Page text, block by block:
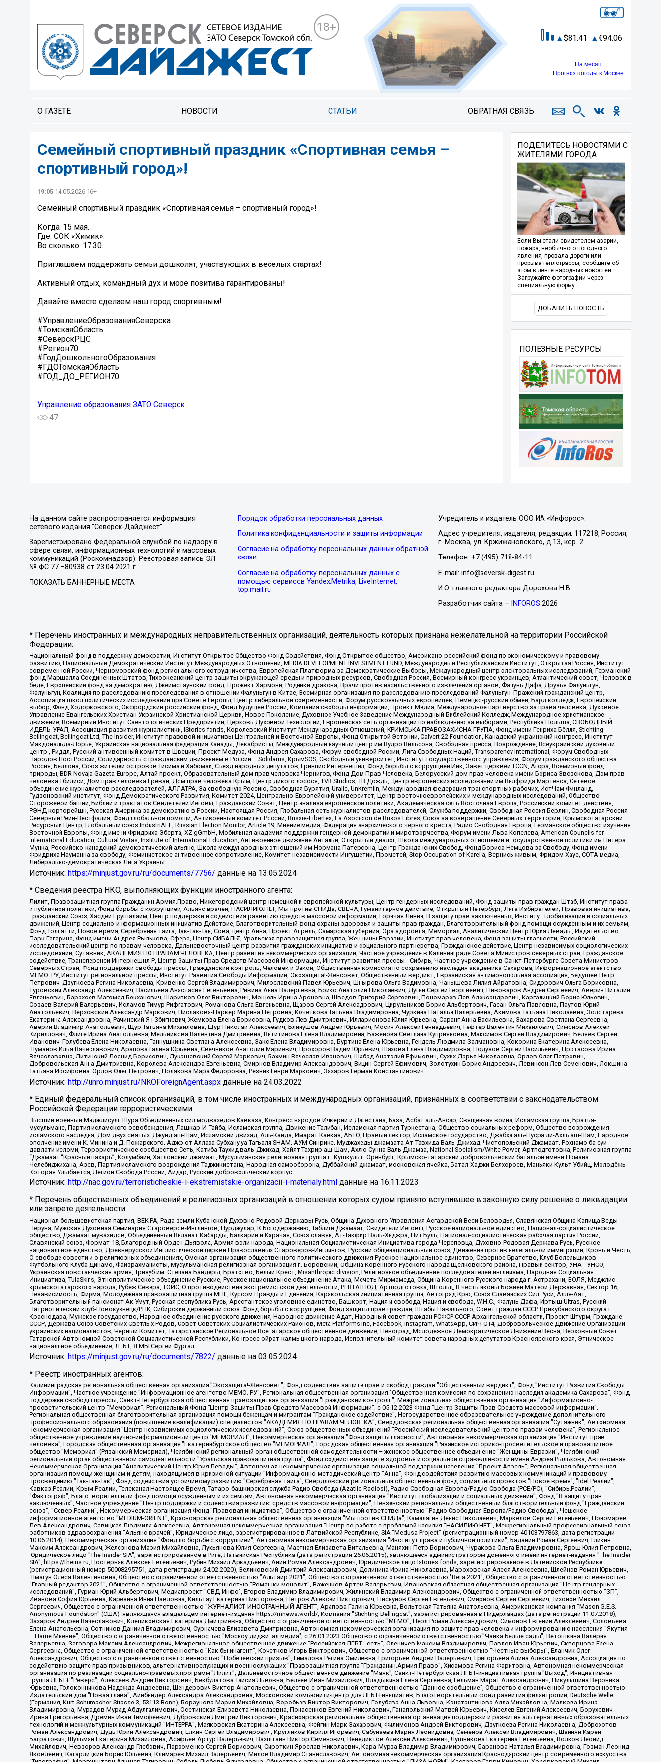
18+
81.41 94.06
На месяц
Прогноз погоды в Москве
О ГАЗЕТЕ НОВОСТИ СТАТЬИ ОБРАТНАЯ СВЯЗЬ
Семейный спортивный праздник «Спортивная семья –
спортивный город»!
19:05 14.05.2026 16+
Семейный спортивный праздник «Спортивная семья – спортивный город»!
Когда: 15 мая.
Где: СОК «Химик».
Во сколько: 17.30.
Приглашаем поддержать семьи дошколят, участвующих в веселых стартах!
Активный отдых, командный дух и море позитива гарантированы!
Давайте вместе сделаем наш город спортивным!
#УправлениеОбразованияСеверска
#ТомскаяОбласть
#СеверскРЦО
#Регион70
#ГодДошкольногоОбразования
#ГДОТомскаяОбласть
#ГОД_ДО_РЕГИОН70
Управление образования ЗАТО Северск
47
ПОДЕЛИТЕСЬ НОВОСТЯМИ С
ЖИТЕЛЯМИ ГОРОДА
Если Вы стали свидетелем аварии,
пожара, необычного погодного
явления, провала дороги или
прорыва теплотрассы, сообщите об
этом в ленте народных новостей.
Загружайте фотографии через
специальную форму.
ДОБАВИТЬ НОВОСТЬ
ПОЛЕЗНЫЕ РЕСУРСЫ
На данном сайте распространяется информация
сетевого издания "Северск-Дайджест".
Зарегистрировано Федеральной службой по надзору в
сфере связи, информационных технологий и массовых
коммуникаций (Роскомнадзор). Реестровая запись ЭЛ
№ ФС 77 –80938 от 23.04.2021 г.
ПОКАЗАТЬ БАННЕРНЫЕ МЕСТА
Порядок обработки персональных данных
Политика конфиденциальности и защиты информации
Согласие на обработку персональных данных обратной
связи
Согласие на обработку персональных данных с
помощью сервисов Yandex.Metrika, LiveInternet,
top.mail.ru
Учредитель и издатель ООО ИА «Инфорос».
Адрес учредителя, издателя, редакции: 117218, Россия,
г. Москва, ул. Кржижановского, д.13, кор. 2
Телефон: +7 (495) 718-84-11
E-mail: info@seversk-digest.ru
И.О. главного редактора Дорохова Н.В.
Разработчик сайта – INFOROS 2026
* Перечень иностранных и международных неправительственных организаций, деятельность которых признана нежелательной на территории Российской
Федерации:
Национальный фонд в поддержку демократии, Институт Открытое Общество Фонд Содействия, Фонд Открытое общество, Американо-российский фонд по экономическому и правовому
развитию, Национальный Демократический Институт Международных Отношений, MEDIA DEVELOPMENT INVESTMENT FUND, Международный Республиканский Институт, Открытая Россия, Институт
современной России, Черноморский фонд регионального сотрудничества, Европейская Платформа за Демократические Выборы, Международный центр электоральных исследований, Германский
фонд Маршалла Соединенных Штатов, Тихоокеанский центр защиты окружающей среды и природных ресурсов, Свободная Россия, Всемирный конгресс украинцев, Атлантический совет, Человек в
беде, Европейский фонд за демократию, Джеймстаунский фонд, Прожект Хармони, Родники дракона, Врачи против насильственного извлечения органов, Фалунь Дафа, Друзья Фалуньгун,
Фалуньгун, Коалиция по расследованию преследования в отношении Фалуньгун в Китае, Всемирная организация по расследованию преследований Фалуньгун, Пражский гражданский центр,
Ассоциация школ политических исследований при Совете Европы, Центр либеральной современности, Форум русскоязычных европейцев, Немецко-русский обмен, Бард колледж, Европейский
выбор, Фонд Ходорковского, Оксфордский российский фонд, Фонд Будущее России, Компания свободы информации, Проект Медиа, Международное партнерство за права человека, Духовное
Управление Евангельских Христиан Украинской Христианской Церкви, Новое Поколение, Духовное Учебное Заведение Международный Библейский Колледж, Международное христианское
движение, Всемирный Институт Саентологических Предприятий, Церковь Духовной Технологии, Европейская сеть организаций по наблюдению за выборами, Республика Польша, СВОБОДНЫЙ
ИДЕЛЬ-УРАЛ, Ассоциация развития журналистики, IStories fonds, Королевский Институт Международных Отношений, КРИМСЬКА ПРАВОЗАХИСНА ГРУПА, Фонд имени Генриха Бёлля, Stichting
Bellingcat, Bellingcat Ltd, The Insider, Институт правовой инициативы Центральной и Восточной Европы, Фонд Открытой Эстонии, Calvert 22 Foundation, Канадский украинский конгресс, Институт
Макдональда-Лорье, Украинская национальная федерация Канады, Декабристы, Международный научный центр им Вудро Вильсона, Свободная пресса, Возрождение, Всеукраинский духовный
центр , Риддл, Русский антивоенный комитет в Швеции, Проект Медуза, Фонд Андрея Сахарова, Форум свободной России, Лига Свободных Наций, Transparеncy International, Форум Свободных
Народов ПостРоссии, Солидарность с гражданским движением в России – Solidarus, КрымSOS, Свободный университет, Институт государственного управления, Форум гражданского общества
Россия, Беллона, Союз жителей островов Тисима и Хабомаи, Съезд народных депутатов, Гринпис Интернешнл, Фонд борьбы с коррупцией Инк, Завет церквей TCCN, Агора, Всемирный фонд
природы, BDR Novaja Gazeta-Europe, Алтай проект, Образовательный дом прав человека Чернигов, Фонд Дом Прав Человека, Белорусский дом прав человека имени Бориса Звозскова, Дом прав
человека Тбилиси, Дом прав человека Ереван, Дом прав человека Крым, Центр дикого лосося, TVR Studios, ТВ Дождь, Центр европейских исследований им Вилфрида Мартенса, Сетевое
объединение журналистов расследователей, АЛЛАТРА, За свободную Россию, Свободная Бурятия, Uralic, UnKremlin, Международная федерация транспортных рабочих, ИстЧам Финланд,
Гудзоновский институт, Фонд Демократического Развития, Комитет-2024, Центрально-Европейский университет, Центр восточноевропейских и международных исследований, Общество
Сторожевой башни, Библии и трактатов Свидетелей Иеговы, Гражданский Совет, Центр анализа европейской политики, Академическая сеть Восточная Европа, Российский комитет действия,
РЭНД корпорейшн, Русская Америка за демократию в России, Настоящая Россия, Глобальная сеть журналистов-расследователей, Служба поддержки, Свободная Россия Берлин, Свободная Россия
Северный Рейн-Вестфалия, Фонд глобальной помощи, Антивоенный комитет России, Russie-Libertes, La Asocicion de Rusos Libres, Союз за возвращение Северных территорий, Крымскотатарский
Ресурсный Центр, Глобальный союз IndustriALL, Russian Election Monitor, Article 19, Мнение медиа, Федерация анархического черного креста, Радио Свободная Европа, Германское общество изучения
Восточной Европы, Фонд имени Фридриха Эберта, XZ gGmbH, Мобильная академия поддержки гендерной демократии и миротворчества, Форум имени Льва Копелева, American Councils for
International Education, Cultural Vistas, Institute of International Education, Антивоенное движение Антальи, Открытый диалог, Школа международных отношений и государственной политики им Питера
Мунка, Российско-канадский демократический альянс, Школа международных отношений им Нормана Патерсона, Центр Гражданских Свобод, Фонд Бориса Немцова за Свободу, Фонд имени
Фридриха Науманна за свободу, Феминистское антивоенное сопротивление, Комитет независимости Ингушетии, Прометей, Stop Occupation of Karelia, Вернись живым, Фридом Хаус, СОТА медиа,
Либерально-демократическая Лига Украины
Источник: https://minjust.gov.ru/ru/documents/7756/ данные на 13.05.2024
* Сведения реестра НКО, выполняющих функции иностранного агента:
Лилит, Правозащитная группа Гражданин.Армия.Право, Нижегородский центр немецкой и европейской культуры, Центр гендерных исследований, Фонд защиты прав граждан Штаб, Институт права
и публичной политики, Фонд борьбы с коррупцией, Альянс врачей, НАСИЛИЮ.НЕТ, Мы против СПИДа, СВЕЧА, Гуманитарное действие, Открытый Петербург, Лига Избирателей, Правовая инициатива,
Гражданский Союз, Хасдей Ерушалаим, Центр поддержки и содействия развитию средств массовой информации, Горячая Линия, В защиту прав заключенных, Институт глобализации и социальных
движений, Центр социально-информационных инициатив Действие, Благотворительный фонд охраны здоровья и защиты прав граждан, Благотворительный фонд помощи осужденным и их семьям,
Фонд Тольятти, Новое время, Серебряная тайга, Так-Так-Так, Сова, центр Анна, Проект Апрель, Самарская губерния, Эра здоровья, Мемориал, Аналитический Центр Юрия Левады, Издательство
Парк Гагарина, Фонд имени Андрея Рылькова, Сфера, Центр СИБАЛЬТ, Уральская правозащитная группа, Женщины Евразии, Институт прав человека, Фонд защиты гласности, Российский
исследовательский центр по правам человека, Дальневосточный центр развития гражданских инициатив и социального партнерства, Гражданское действие, Центр независимых социологических
исследований, Сутяжник, АКАДЕМИЯ ПО ПРАВАМ ЧЕЛОВЕКА, Центр развития некоммерческих организаций, Частное учреждение в Калининграде Совета Министров северных стран, Гражданское
содействие, Трансперенси Интернешнл-Р, Центр Защиты Прав Средств Массовой Информации, Институт развития прессы - Сибирь, Частное учреждение в Санкт-Петербурге Совета Министров
Северных Стран, Фонд поддержки свободы прессы, Гражданский контроль, Человек и Закон, Общественная комиссия по сохранению наследия академика Сахарова, Информационное агентство
МЕМО. РУ, Институт региональной прессы, Институт Развития Свободы Информации, Экозащита!-Женсовет, Общественный вердикт, Евразийская антимонопольная ассоциация, Бедушев Петр
Петрович, Дзугкоева Регина Николаевна, Кривенко Сергей Владимирович, Милославский Павел Юрьевич, Шнырова Ольга Вадимовна, Чанышева Лилия Айратовна, Сидорович Ольга Борисовна,
Туровский Александр Алексеевич, Васильева Анастасия Евгеньевна, Ривина Анна Валерьевна, Бойко Анатолий Николаевич, Дугин Сергей Георгиевич, Пивоваров Андрей Сергеевич, Аверин Виталий
Евгеньевич, Барахоев Магомед Бекханович, Шарипков Олег Викторович, Мошель Ирина Ароновна, Шведов Григорий Сергеевич, Пономарев Лев Александрович, Каргалицкий Борис Юльевич,
Созаев Валерий Валерьевич, Исламов Тимур Рифгатович, Романова Ольга Евгеньевна, Щаров Сергей Алексадрович, Цирульников Борис Альбертович, Гасан Ольга Павловна, Паутов Юрий
Анатольевич, Верховский Александр Маркович, Пислакова-Паркер Марина Петровна, Кочеткова Татьяна Владимировна, Чуркина Наталья Валерьевна, Акимова Татьяна Николаевна, Золотарева
Екатерина Александровна, Рачинский Ян Збигневич, Жемкова Елена Борисовна, Гудков Лев Дмитриевич, Илларионова Юлия Юрьевна, Саранг Анна Васильевна, Захарова Светлана Сергеевна,
Аверин Владимир Анатольевич, Щур Татьяна Михайловна, Щур Николай Алексеевич, Блинушов Андрей Юрьевич, Мосин Алексей Геннадьевич, Гефтер Валентин Михайлович, Симонов Алексей
Кириллович, Флиге Ирина Анатольевна, Мельникова Валентина Дмитриевна, Вититинова Елена Владимировна, Баженова Светлана Куприяновна, Максимов Сергей Владимирович, Беляев Сергей
Иванович, Голубева Елена Николаевна, Ганнушкина Светлана Алексеевна, Закс Елена Владимировна, Буртина Елена Юрьевна, Гендель Людмила Залмановна, Кокорина Екатерина Алексеевна,
Шуманов Илья Вячеславович, Арапова Галина Юрьевна, Свечников Анатолий Мариевич, Прохоров Вадим Юрьевич, Шахова Елена Владимировна, Подузов Сергей Васильевич, Протасова Ирина
Вячеславовна, Литинский Леонид Борисович, Лукашевский Сергей Маркович, Бахмин Вячеслав Иванович, Шабад Анатолий Ефимович, Сухих Дарья Николаевна, Орлов Олег Петрович,
Добровольская Анна Дмитриевна, Королева Александра Евгеньевна, Смирнов Владимир Александрович, Вицин Сергей Ефимович, Золотухин Борис Андреевич, Левинсон Лев Семенович, Локшина
Татьяна Иосифовна, Орлов Олег Петрович, Полякова Мара Федоровна, Резник Генри Маркович, Захаров Герман Константинович
Источник: http://unro.minjust.ru/NKOForeignAgent.aspx данные на 24.03.2022
* Единый федеральный список организаций, в том числе иностранных и международных организаций, признанных в соответствии с законодательством
Российской Федерации террористическими:
Высший военный Маджлисуль Шура Объединенных сил моджахедов Кавказа, Конгресс народов Ичкерии и Дагестана, База, Асбат аль-Ансар, Священная война, Исламская группа, Братья-
мусульмане, Партия исламского освобождения, Лашкар-И-Тайба, Исламская группа, Движение Талибан, Исламская партия Туркестана, Общество социальных реформ, Общество возрождения
исламского наследия, Дом двух святых, Джунд аш-Шам, Исламский джихад, Аль-Каида, Имарат Кавказ, АБТО, Правый сектор, Исламское государство, Джабха аль-Нусра ли-Ахль аш-Шам, Народное
ополчение имени К. Минина и Д. Пожарского, Аджр от Аллаха Субхану уа Тагьаля SHAM, АУМ Синрике, Муджахеды джамаата Ат-Тавхида Валь-Джихад, Чистопольский Джамаат, Рохнамо ба суи
давлати исломи, Террористическое сообщество Сеть, Катиба Таухид валь-Джихад, Хайят Тахрир аш-Шам, Ахлю Сунна Валь Джамаа, National Socialism/White Power, Артподготовка, Религиозная группа
“Джамаат “Красный пахарь”, Колумбайн, Хатлонский джамаат, Мусульманская религиозная группа п. Кушкуль г. Оренбург, Крымско-татарский добровольческий батальон имени Номана
Челебиджихана, Азов, Партия исламского возрождения Таджикистана, Народная самооборона, Дуббайский джамаат, московская ячейка, Батал-Хаджи Белхороев, Маньяки Культ Убийц, Молодёжь
Которая Улыбается, Легион Свобода России, Айдар, Русский добровольческий корпус
Источник: http://nac.gov.ru/terroristicheskie-i-ekstremistskie-organizacii-i-materialy.html данные на 16.11.2023
* Перечень общественных объединений и религиозных организаций в отношении которых судом принято вступившее в законную силу решение о ликвидации
или запрете деятельности:
Национал-большевистская партия, ВЕК РА, Рада земли Кубанской Духовно Родовой Державы Русь, Община Духовного Управления Асгардской Веси Беловодья, Славянская Община Капища Веды
Перуна, Мужская Духовная Семинария Староверов-Инглингов, Нурджулар, К Богодержавию, Таблиги Джамаат, Свидетели Иеговы, Русское национальное единство, Национал-социалистическое
общество, Джамаат мувахидов, Объединенный Вилайат Кабарды, Балкарии и Карачая, Союз славян, Ат-Такфир Валь-Хиджра, Пит Буль, Национал-социалистическая рабочая партия России,
Славянский союз, Формат-18, Благородный Орден Дьявола, Армия воли народа, Национальная Социалистическая Инициатива города Череповца, Духовно-Родовая Держава Русь, Русское
национальное единство, Древнерусской Инглистической церкви Православных Староверов-Инглингов, Русский общенациональный союз, Движение против нелегальной иммиграции, Кровь и Честь,
О свободе совести и о религиозных объединениях, Омская организация общественного политического движения Русское национальное единство, Северное Братство, Клуб Болельщиков
Футбольного Клуба Динамо, Файзрахманисты, Мусульманская религиозная организация п. Боровский, Община Коренного Русского народа Щелковского района, Правый сектор, УНА - УНСО,
Украинская повстанческая армия, Тризуб им. Степана Бандеры, Братство, Белый Крест, Misanthropic division, Религиозное объединение последователей инглиизма, Народная Социальная
Инициатива, TulaSkins, Этнополитическое объединение Русские, Русское национальное объединение Атака, Мечеть Мирмамеда, Община Коренного Русского народа г. Астрахани, ВОЛЯ, Меджлис
крымскотатарского народа, Рубеж Севера, ТОЙС, О противодействии экстремистской деятельности, РЕВТАТПОД, Артподготовка, Штольц, В честь иконы Божией Матери Державная, Сектор 16,
Независимость, Фирма, Молодежная правозащитная группа МПГ, Курсом Правды и Единения, Каракольская инициативная группа, Автоград Крю, Союз Славянских Сил Руси, Алля-Аят,
Благотворительный пансионат Ак Умут, Русская республика Русь, Арестантское уголовное единство, Башкорт, Нация и свобода, Нация и свобода, W.H.С., Фалунь Дафа, Иртыш Ultras, Русский
Патриотический клуб-Новокузнецк/РПК, Сибирский державный союз, Фонд борьбы с коррупцией, Фонд защиты прав граждан, Штабы Навального, Совет граждан СССР Прикубанского округа г.
Краснодара, Мужское государство, Народное объединение русского движения, Народное движение Адат, Народный совет граждан РСФСР СССР Архангельской области, Проект Штурм, Граждане
СССР, Держава Союз Советских Светлых Родов, Совет Советских Социалистических Районов, Meta Platforms Inc, Facebook, Instagram, WhatsApp, СИЧ-С14, Добровольческое Движение Организации
украинских националистов, Черный Комитет, Татарстанское Региональное Всетатарское общественное движение, Невоград, Молодежное Демократическое Движение Весна, Верховный Совет
Татарской Автономной Советской Социалистической Республики, Конгресс ойрат-калмыцкого народа, Исполнительный комитет совета народных депутатов Красноярского края, Этническое
национальное объединение, ЛГБТ, Я.МЫ Сергей Фургал
Источник: https://minjust.gov.ru/ru/documents/7822/ данные на 03.05.2024
* Реестр иностранных агентов:
Калининградская региональная общественная организация "Экозащита!-Женсовет", Фонд содействия защите прав и свобод граждан "Общественный вердикт", Фонд "Институт Развития Свободы Информации", Частное учреждение "Информационное агентство МЕМО. РУ", Региональная общественная организация "Общественная комиссия по сохранению наследия академика Сахарова", Фонд поддержки свободы прессы, Санкт-Петербургская общественная правозащитная организация "Гражданский контроль", Межрегиональная общественная организация "Информационно-просветительский центр "Мемориал", Региональный Фонд "Центр Защиты Прав Средств Массовой Информации", с 05.12.2023 Фонд "Центр Защиты Прав Средств массовой информации", Региональная общественная благотворительная организация помощи беженцам и мигрантам "Гражданское содействие", Негосударственное образовательное учреждение дополнительного профессионального образования (повышение квалификации) специалистов "АКАДЕМИЯ ПО ПРАВАМ ЧЕЛОВЕКА", Свердловская региональная общественная организация "Сутяжник", Автономная некоммерческая организация "Центр независимых социологических исследований", Союз общественных объединений "Российский исследовательский центр по правам человека", Региональное общественное учреждение научно-информационный центр "МЕМОРИАЛ", Некоммерческая организация "Фонд защиты гласности", Автономная некоммерческая организация "Институт прав человека", Городская общественная организация "Екатеринбургское общество "МЕМОРИАЛ", Городская общественная организация "Рязанское историко-просветительское и правозащитное общество "Мемориал" (Рязанский Мемориал), Челябинский региональный орган общественной самодеятельности – женское общественное объединение "Женщины Евразии", Челябинский региональный орган общественной самодеятельности "Уральская правозащитная группа", Фонд содействия защите здоровья и социальной справедливости имени Андрея Рылькова, Автономная Некоммерческая Организация "Аналитический Центр Юрия Левады", Автономная некоммерческая организация социальной поддержки населения "Проект Апрель", Региональная общественная организация помощи женщинам и детям, находящимся в кризисной ситуации "Информационно-методический центр "Анна", Фонд содействия развитию массовых коммуникаций и правовому просвещению "Так-так-Так", Фонд содействия устойчивому развитию "Серебряная тайга", Свердловский региональный общественный фонд социальных проектов "Новое время", "Idel.Реалии", Кавказ.Реалии, Крым.Реалии, Телеканал Настоящее Время, Татаро-башкирская служба Радио Свобода (Azatliq Radiosi), Радио Свободная Европа/Радио Свобода (PCE/PC), "Сибирь.Реалии", "Фактограф", Благотворительный фонд помощи осужденным и их семьям, Автономная некоммерческая организация "Институт глобализации и социальных движений", Фонд "В защиту прав заключенных", Частное учреждение "Центр поддержки и содействия развитию средств массовой информации", Пензенский региональный общественный благотворительный фонд "Гражданский союз", "Север.Реалии", Некоммерческая организация Фонд "Правовая инициатива", Общество с ограниченной ответственностью "Радио Свободная Европа/Радио Свобода", Чешское информационное агентство "MEDIUM-ORIENT", Красноярская региональная общественная организация "Мы против СПИДа", Камалягин Денис Николаевич, Маркелов Сергей Евгеньевич, Пономарев Лев Александрович, Савицкая Людмила Алексеевна, Автономная некоммерческая организация "Центр по работе с проблемой насилия "НАСИЛИЮ.НЕТ", Межрегиональный профессиональный союз работников здравоохранения "Альянс врачей", Юридическое лицо, зарегистрированное в Латвийской Республике, SIA "Medusa Project" (регистрационный номер 40103797863, дата регистрации 10.06.2014), Некоммерческая организация "Фонд по борьбе с коррупцией", Автономная некоммерческая организация "Институт права и публичной политики", Баданин Роман Сергеевич, Гликин Максим Александрович, Железнова Мария Михайловна, Лукьянова Юлия Сергеевна, Маетная Елизавета Витальевна, Маняхин Петр Борисович, Чуракова Ольга Владимировна, Ярош Юлия Петровна, Юридическое лицо "The Insider SIA", зарегистрированное в Риге, Латвийская Республика (дата регистрации 26.06.2015), являющееся администратором доменного имени интернет-издания "The Insider SIA", https://theins.ru, Постернак Алексей Евгеньевич, Рубин Михаил Аркадьевич, Анин Роман Александрович, Юридическое лицо Istories fonds, зарегистрированное в Латвийской Республике (регистрационный номер 50008295751, дата регистрации 24.02.2020), Великовский Дмитрий Александрович, Долинина Ирина Николаевна, Мароховская Алеся Алексеевна, Шлейнов Роман Юрьевич, Шмагун Олеся Валентиновна, Общество с ограниченной ответственностью "Альтаир 2021", Общество с ограниченной ответственностью "Вега 2021", Общество с ограниченной ответственностью "Главный редактор 2021", Общество с ограниченной ответственностью "Ромашки монолит", Важенков Артем Валерьевич, Ивановская областная общественная организация "Центр гендерных исследований", Гурман Юрий Альбертович, Медиапроект "ОВД-Инфо", Егоров Владимир Владимирович, Жилинский Владимир Александрович, Общество с ограниченной ответственностью "ЗП", Иванова София Юрьевна, Карезина Инна Павловна, Кильтау Екатерина Викторовна, Петров Алексей Викторович, Пискунов Сергей Евгеньевич, Смирнов Сергей Сергеевич, Тихонов Михаил Сергеевич, Общество с ограниченной ответственностью "ЖУРНАЛИСТ-ИНОСТРАННЫЙ АГЕНТ", Арапова Галина Юрьевна, Вольтская Татьяна Анатольевна, Американская компания "Mason G.E.S. Anonymous Foundation" (США), являющаяся владельцем интернет-издания https://mnews.world/, Компания "Stichting Bellingcat", зарегистрированная в Нидерландах (дата регистрации 11.07.2018), Захаров Андрей Вячеславович, Клепиковская Екатерина Дмитриевна, Общество с ограниченной ответственностью "МЕМО", Перл Роман Александрович, Симонов Евгений Алексеевич, Соловьева Елена Анатольевна, Сотников Даниил Владимирович, Сурначева Елизавета Дмитриевна, Автономная некоммерческая организация по защите прав человека и информированию населения "Якутия – Наше Мнение", Общество с ограниченной ответственностью "Москоу диджитал медиа", с 26.01.2023 Общество с ограниченной ответственностью "Чайка Белые сады", Ветошкина Валерия Валерьевна, Заговора Максим Александрович, Межрегиональное общественное движение "Российская ЛГБТ - сеть", Оленичев Максим Владимирович, Павлов Иван Юрьевич, Скворцова Елена Сергеевна, Общество с ограниченной ответственностью "Как бы инагент", Кочетков Игорь Викторович, Общество с ограниченной ответственностью "Честные выборы", Еланчик Олег Александрович, Общество с ограниченной ответственностью "Нобелевский призыв", Гималова Регина Эмилевна, Григорьев Андрей Валерьевич, Григорьева Алина Александровна, Ассоциация по содействию защите прав призывников, альтернативнослужащих и военнослужащих "Правозащитная группа "Гражданин.Армия.Право", Хисамова Регина Фаритовна, Автономная некоммерческая организация по реализации социально-правовых программ "Лилит", Дальневосточное общественное движение "Маяк", Санкт-Петербургская ЛГБТ-инициативная группа "Выход", Инициативная группа ЛГБТ+ "Реверс", Алексеев Андрей Викторович, Бекбулатова Таисия Львовна, Беляев Иван Михайлович, Владыкина Елена Сергеевна, Гельман Марат Александрович, Никульшина Вероника Юрьевна, Толоконникова Надежда Андреевна, Шендерович Виктор Анатольевич, Общество с ограниченной ответственностью "Данное сообщение", Общество с ограниченной ответственностью Издательский дом "Новая глава", Айнбиндер Александра Александровна, Московский комьюнити-центр для ЛГБТ+инициатив, Благотворительный фонд развития филантропии, Deutsche Welle (Германия, Kurt-Schumacher-Strasse 3, 53113 Bonn), Борзунова Мария Михайловна, Воробьев Виктор Викторович, Голубева Анна Львовна, Константинова Алла Михайловна, Малкова Ирина Владимировна, Мурадов Мурад Абдулгалимович, Осетинская Елизавета Николаевна, Понасенков Евгений Николаевич, Ганапольский Матвей Юрьевич, Киселев Евгений Алексеевич, Борухович Ирина Григорьевна, Дремин Иван Тимофеевич, Дубровский Дмитрий Викторович, Красноярская региональная общественная организация поддержки и развития альтернативных образовательных технологий и межкультурных коммуникаций "ИНТЕРРА", Маяковская Екатерина Алексеевна, Фейгин Марк Захарович, Филимонов Андрей Викторович, Дзугкоева Регина Николаевна, Доброхотов Роман Александрович, Дудь Юрий Александрович, Елкин Сергей Владимирович, Кругликов Кирилл Игоревич, Сабунаева Мария Леонидовна, Семенов Алексей Владимирович, Шаинян Карен Багратович, Шульман Екатерина Михайловна, Асафьев Артур Валерьевич, Вахштайн Виктор Семенович, Венедиктов Алексей Алексеевич, Лушникова Екатерина Евгеньевна, Волков Леонид Михайлович, Невзоров Александр Глебович, Пархоменко Сергей Борисович, Сироткин Ярослав Николаевич, Кара-Мурза Владимир Владимирович, Баранова Наталья Владимировна, Гозман Леонид Яковлевич, Кагарлицкий Борис Юльевич, Климарев Михаил Валерьевич, Милов Владимир Станиславович, Автономная некоммерческая организация Краснодарский центр современного искусства "Типография", Моргенштерн Алишер Тагирович, Соболь Любовь Эдуардовна, Общество с ограниченной ответственностью "ЛИЗА НОРМ", Каспаров Гарри Кимович, Ходорковский Михаил Борисович, Общество с ограниченной ответственностью "Апрельские тезисы", Данилович Ирина Брониславовна, Кашин Олег Владимирович, Петров Николай Владимирович, Пивоваров Алексей Владимирович, Соколов Михаил Владимирович, Цветкова Юлия Владимировна, Чичваркин Евгений Александрович, Комитет против пыток/Команда против пыток, Общество с ограниченной ответственностью "Первый научный", Общество с ограниченной ответственностью "Вертолет и ко", Белоцерковская Вероника Борисовна, Кац Максим Евгеньевич, Лазарева Татьяна Юрьевна, Шаведдинов Руслан Табризович, Яшин Илья Валерьевич, Общество с ограниченной ответственностью "Иноагент ААВ", Алешковский Дмитрий Петрович, Альбац Евгения Марковна, Быков Дмитрий Львович, Галямина Юлия Евгеньевна, Лойко Сергей Леонидович, Мартынов Кирилл Константинович, Медведев Сергей Александрович, Крашенинников Федор Геннадиевич, Гордеева Катерина Вл